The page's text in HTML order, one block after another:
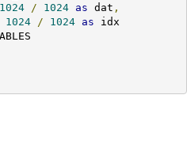
1024 / 1024 as dat ,
1024 / 1024 as idx